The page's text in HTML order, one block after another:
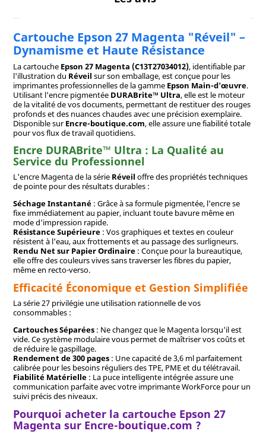
Cartouche Epson 27 Magenta "Réveil" –
Dynamisme et Haute Résistance
La cartouche Epson 27 Magenta (C13T27034012), identifiable par
l'illustration du Réveil sur son emballage, est conçue pour les
imprimantes professionnelles de la gamme Epson Main-d'œuvre.
Utilisant l'encre pigmentée DURABrite™ Ultra, elle est le moteur
de la vitalité de vos documents, permettant de restituer des rouges
profonds et des nuances chaudes avec une précision exemplaire.
Disponible surEncre-boutique.com, elle assure une fiabilité totale
pour vos flux de travail quotidiens.
Encre DURABrite™ Ultra : La Qualité au
Service du Professionnel
L'encre Magenta de la série Réveil offre des propriétés techniques
de pointe pour des résultats durables :
Séchage Instantané: Grâce à sa formule pigmentée, l'encre se
fixe immédiatement au papier, incluant toute bavure même en
mode d'impression rapide.
Résistance Supérieure: Vos graphiques et textes en couleur
résistent à l'eau, aux frottements et au passage des surligneurs.
Rendu Net sur Papier Ordinaire: Conçue pour la bureautique,
elle offre des couleurs vives sans traverser les fibres du papier,
même en recto-verso.
Efficacité Économique et Gestion Simplifiée
La série 27 privilégie une utilisation rationnelle de vos
consommables :
Cartouches Séparées: Ne changez que le Magenta lorsqu'il est
vide. Ce système modulaire vous permet de maîtriser vos coûts et
de réduire le gaspillage.
Rendement de 300 pages: Une capacité de 3,6 ml parfaitement
calibrée pour les besoins réguliers des TPE, PME et du télétravail.
Fiabilité Matérielle: La puce intelligente intégrée assure une
communication parfaite avec votre imprimante WorkForce pour un
suivi précis des niveaux.
Pourquoi acheter la cartouche Epson 27
Magenta sur Encre-boutique.com ?